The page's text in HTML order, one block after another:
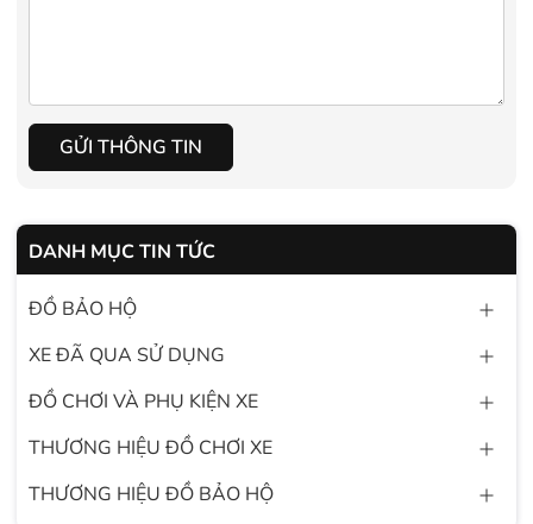
GỬI THÔNG TIN
DANH MỤC TIN TỨC
ĐỒ BẢO HỘ
XE ĐÃ QUA SỬ DỤNG
ĐỒ CHƠI VÀ PHỤ KIỆN XE
THƯƠNG HIỆU ĐỒ CHƠI XE
THƯƠNG HIỆU ĐỒ BẢO HỘ